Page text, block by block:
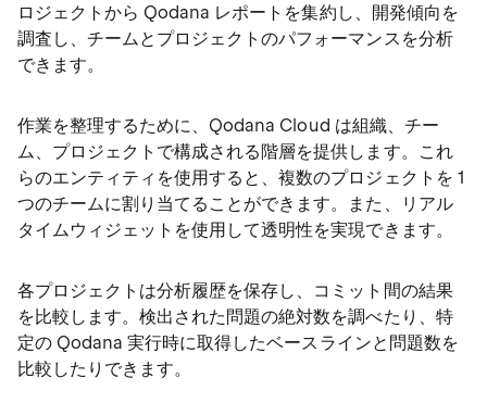
ロジェクトから Qodana レポートを集約し、開発傾向を
調査し、チームとプロジェクトのパフォーマンスを分析
できます。
作業を整理するために、Qodana Cloud は組織、チー
ム、プロジェクトで構成される階層を提供します。これ
らのエンティティを使用すると、複数のプロジェクトを 1
つのチームに割り当てることができます。また、リアル
タイムウィジェットを使用して透明性を実現できます。
各プロジェクトは分析履歴を保存し、コミット間の結果
を比較します。検出された問題の絶対数を調べたり、特
定の Qodana 実行時に取得したベースラインと問題数を
比較したりできます。